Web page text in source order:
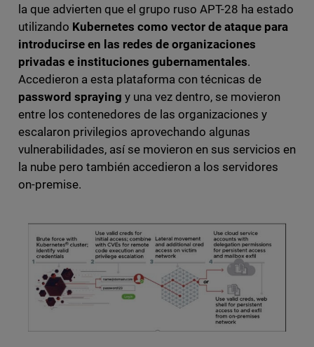
la que advierten que el grupo ruso APT-28 ha estado
utilizando Kubernetes como vector de ataque para
introducirse en las redes de organizaciones
privadas e instituciones gubernamentales.
Accedieron a esta plataforma con técnicas de
password spraying y una vez dentro, se movieron
entre los contenedores de las organizaciones y
escalaron privilegios aprovechando algunas
vulnerabilidades, así se movieron en sus servicios en
la nube pero también accedieron a los servidores
on-premise.